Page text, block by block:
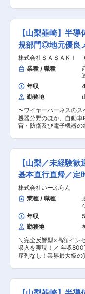
社SASAKI CONNECTで
要が拡大する中、技術
応えるために新規部門
ました。この新規部門
ンジニアを募集します。 ■業務内容： 半導体製
造装置の設計、既存製品
（半導体製造装置の2D
う業務を担当） ◇半導
ンセプト決定、試作、
3DCAD による機構設計
パーツ、制御機器の選
への組立指示書の作成
気設計を担当 ◇お客様
り、頻度は月に2〜3回、
場合によっては泊まりも想定 ■新規部門
の背景と目指す姿： 株
規部門を立ち上げるこ
規部門では、より高度
向上を目指し、次世代
取り組んでいきます。 ■会社の魅力： 技術力と
信頼：半導体製造装置の
からの信頼を誇ります
ロセスにおける装置の
対応できる点で他社より
プロジェクト：半導体装
宙・防衛関連および電気
わり、安定した経営基盤を
体制と教育制度： 組織
名、40代1名、30代2名
社後、1週間〜1か月程
業務を開始します。OJT
【山梨韮崎】半
規部門◎地元優良
株式会社ＳＡＳＡＫＩ
業種 / 職種
年収
勤務地
〜ワイヤーハーネスの
機器分野のほか、自動車
宙・防衛及び電子機器の
社SASAKI CONNECTで
要が拡大する中、技術
応えるために新規部門
ました。この新規部門
ンジニアを募集します。 ■業務内容： 半導体製
造装置の設計、既存製品
（半導体製造装置の2D
う業務を担当） ◇半導
ンセプト決定、試作、
3DCAD による機構設計
パーツ、制御機器の選定
への組立指示書の作成
気設計を担当 ◇お客様
り、頻度は月に2〜3回
場合によっては泊まりも想定 ■新規部門
の背景と目指す姿： 株
規部門を立ち上げるこ
【山梨／未経験
基本直行直帰／定
車あり
株式会社いーふらん
業種 / 職種
年収
勤務地
＼完全反響型×高額イン
収入を実現！／ 年収
序列なし！業界最大級の
「おたからや」は、全
度ともに業界No.1の実